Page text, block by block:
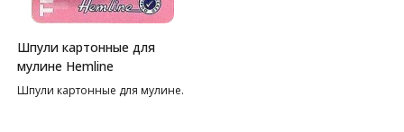
Шпули картонные для
мулине Hemline
Шпули картонные для мулине.